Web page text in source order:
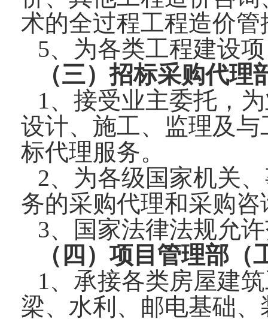
术的全过程工程造价管
5、为各类工程建设
（三）招标采购代
1、接受业主委托，
设计、施工、监理及
标代理服务。
2、为各级国家机关
务的采购代理和采购咨
3、国家法律法规允
（四）项目管理部
1、承接各类房屋建
梁、水利、邮电基础